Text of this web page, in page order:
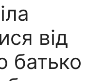
від
батько